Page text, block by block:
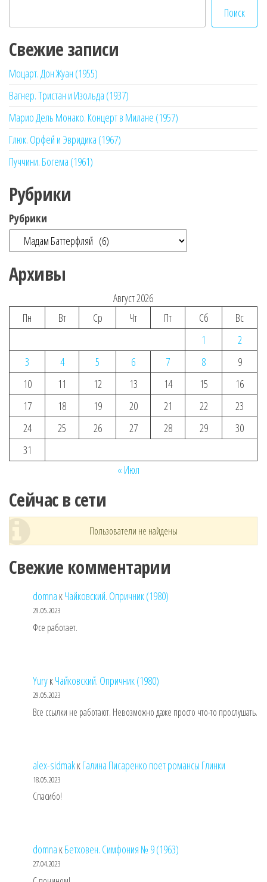
Поиск
Свежие записи
Моцарт. Дон Жуан (1955)
Вагнер. Тристан и Изольда (1937)
Марио Дель Монако. Концерт в Милане (1957)
Глюк. Орфей и Эвридика (1967)
Пуччини. Богема (1961)
Рубрики
Рубрики
Архивы
Август 2026
Пн
Вт Ср Чт Пт Сб
Вс
1
2
3
4 5 6 7 8
9
10
11 12 13 14 15
16
17
18 19 20 21 22
23
24
25 26 27 28 29
30
31
« Июл
Сейчас в сети
Пользователи не найдены
Свежие комментарии
domna кЧайковский. Опричник (1980)
29.05.2023
Фсе работает.
YuryкЧайковский. Опричник (1980)
29.05.2023
Все ссылки не работают. Невозможно даже просто что-то прослушать.
alex-sidmakкГалина Писаренко поет романсы Глинки
18.05.2023
Спасибо!
domna кБетховен. Симфония № 9 (1963)
27.04.2023